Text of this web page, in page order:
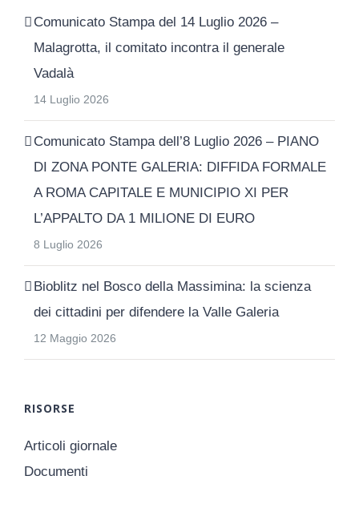
Comunicato Stampa del 14 Luglio 2026 –
Malagrotta, il comitato incontra il generale
Vadalà
14 Luglio 2026
Comunicato Stampa dell’8 Luglio 2026 – PIANO
DI ZONA PONTE GALERIA: DIFFIDA FORMALE
A ROMA CAPITALE E MUNICIPIO XI PER
L’APPALTO DA 1 MILIONE DI EURO
8 Luglio 2026
Bioblitz nel Bosco della Massimina: la scienza
dei cittadini per difendere la Valle Galeria
12 Maggio 2026
RISORSE
Articoli giornale
Documenti